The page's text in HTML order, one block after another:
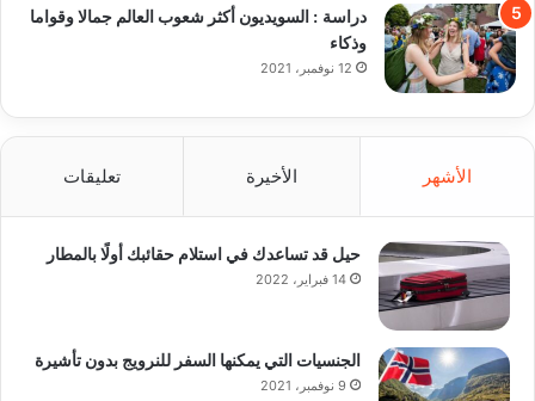
دراسة : السويديون أكثر شعوب العالم جمالا وقواما
وذكاء
12 نوفمبر، 2021
الأشهر الأخيرة تعليقات
حيل قد تساعدك في استلام حقائبك أولًا بالمطار
14 فبراير، 2022
الجنسيات التي يمكنها السفر للنرويج بدون تأشيرة
9 نوفمبر، 2021